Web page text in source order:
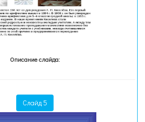
Описание слайда:
Слайд 5